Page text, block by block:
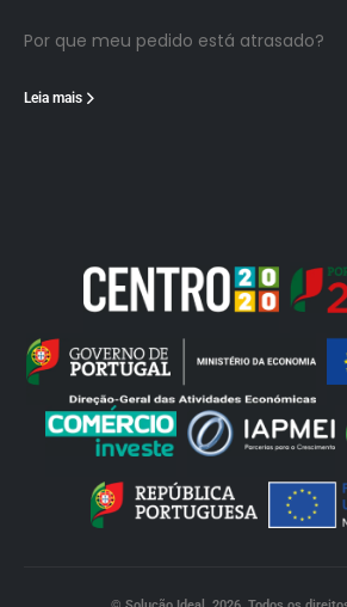
Por que meu pedido está atrasado?
Leia mais